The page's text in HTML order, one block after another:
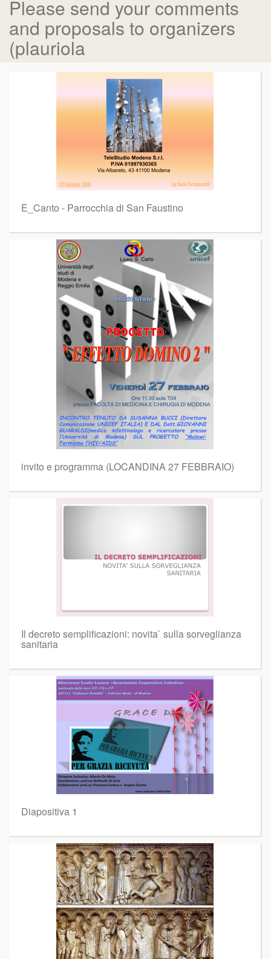
Please send your comments
and proposals to organizers
(plauriola
E_Canto - Parrocchia di San Faustino
invito e programma (LOCANDINA 27 FEBBRAIO)
Il decreto semplificazioni: novita` sulla sorveglianza
sanitaria
Diapositiva 1